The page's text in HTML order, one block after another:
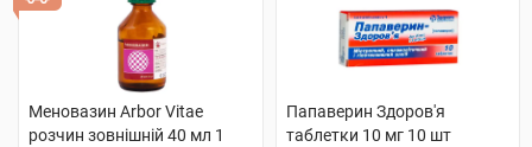
Меновазин Arbor Vitae
розчин зовнішній 40 мл 1
Папаверин Здоров'я
таблетки 10 мг 10 шт